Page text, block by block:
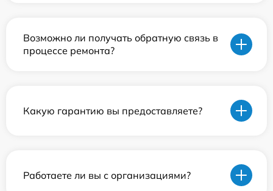
Возможно ли получать обратную связь в
процессе ремонта?
Какую гарантию вы предоставляете?
Работаете ли вы с организациями?